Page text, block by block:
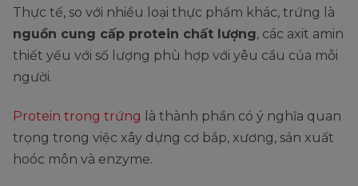
Thực tế, so với nhiều loại thực phẩm khác, trứng là
nguồn cung cấp protein chất lượng, các axit amin
thiết yếu với số lượng phù hợp với yêu cầu của mỗi
người.
Protein trong trứng
là thành phần có ý nghĩa quan
trọng trong việc xây dựng cơ bắp, xương, sản xuất
hoóc môn và enzyme.